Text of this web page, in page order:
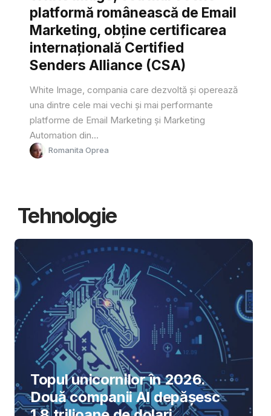
platformă românească de Email
Marketing, obține certificarea
internațională Certified
Senders Alliance (CSA)
White Image, compania care dezvoltă și operează
una dintre cele mai vechi și mai performante
platforme de Email Marketing și Marketing
Automation din...
Romanita Oprea
Tehnologie
Topul unicornilor în 2026.
Două companii AI depășesc